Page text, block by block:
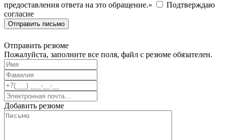
предоставления ответа на это обращение.»
Подтверждаю
согласие
Отправить письмо
Отправить резюме
Пожалуйста, заполните все поля, файл с резюме обязателен.
Добавить резюме